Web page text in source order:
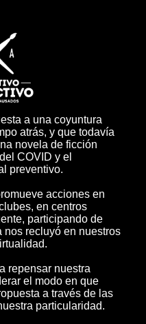
a una coyuntura
atrás, y que todavía
novela de ficción
COVID y el
preventivo.
acciones en
en centros
participando de
nos recluyó en nuestros
repensar nuestra
el modo en que
a través de las
particularidad.